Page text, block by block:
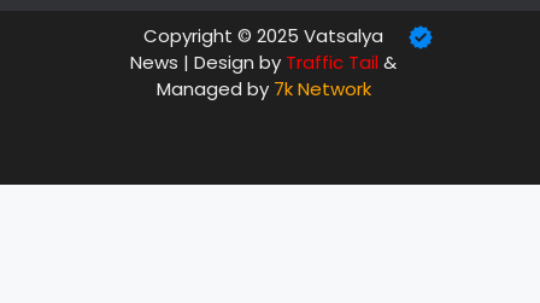
Copyright © 2025 Vatsalya
News | Design by Traffic Tail&
Managed by 7k Network